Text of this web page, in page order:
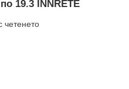
19.3 INNRETE
четенето